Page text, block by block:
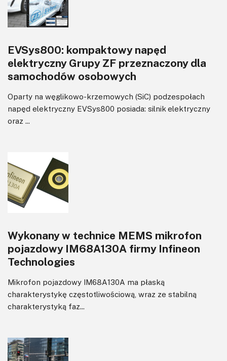
EVSys800: kompaktowy napęd
elektryczny Grupy ZF przeznaczony dla
samochodów osobowych
Oparty na węglikowo-krzemowych (SiC) podzespołach
napęd elektryczny EVSys800 posiada: silnik elektryczny
oraz ...
Wykonany w technice MEMS mikrofon
pojazdowy IM68A130A firmy Infineon
Technologies
Mikrofon pojazdowy IM68A130A ma płaską
charakterystykę częstotliwościową, wraz ze stabilną
charakterystyką faz...